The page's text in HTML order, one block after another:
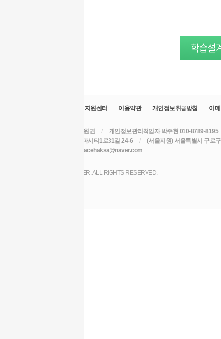
취업지원센터 이용약관 개인정보취급방침 이
대표 윤원권 /
개인정보관리책임자 박주현 010-8789-8195
주소 (본원) 대구광역시 수성구 알파시티1로31길 24-6
/
(서울지원) 서울특별시 구로
EMAIL acehaksa@naver.com
COPYRIGHT (C) 2017 LINE CYBER. ALL RIGHTS RESERVED.